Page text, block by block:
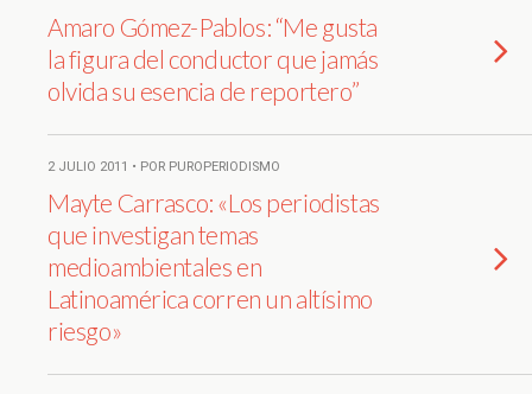
Amaro Gómez-Pablos: “Me gusta
la figura del conductor que jamás
olvida su esencia de reportero”
2 JULIO 2011 • POR PUROPERIODISMO
Mayte Carrasco: «Los periodistas
que investigan temas
medioambientales en
Latinoamérica corren un altísimo
riesgo»